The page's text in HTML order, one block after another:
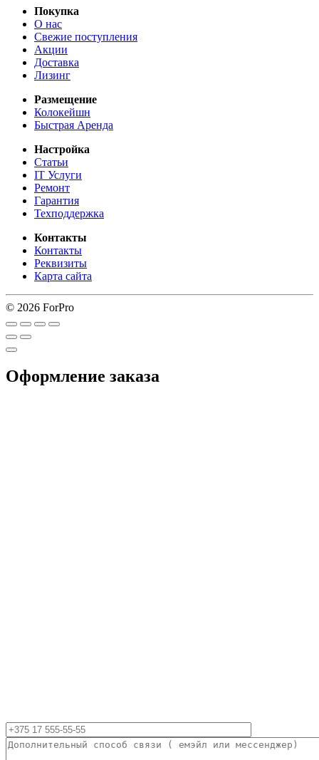
Покупка
О нас
Свежие поступления
Акции
Доставка
Лизинг
Размещение
Колокейшн
Быстрая Аренда
Настройка
Статьи
IT Услуги
Ремонт
Гарантия
Техподдержка
Контакты
Контакты
Реквизиты
Карта сайта
© 2026 ForPro
Оформление заказа